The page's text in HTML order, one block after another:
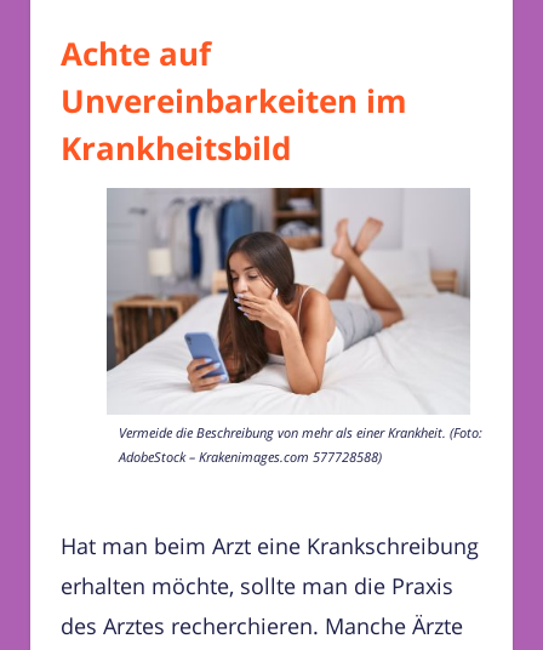
Achte auf
Unvereinbarkeiten im
Krankheitsbild
Vermeide die Beschreibung von mehr als einer Krankheit. (Foto:
AdobeStock – Krakenimages.com 577728588)
Hat man beim Arzt eine Krankschreibung
erhalten möchte, sollte man die Praxis
des Arztes recherchieren. Manche Ärzte